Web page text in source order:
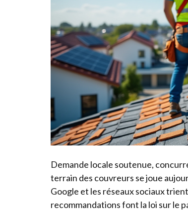
Demande locale soutenue,
terrain des couvreurs se joue
Google et les réseaux sociaux
recommandations font la loi sur le